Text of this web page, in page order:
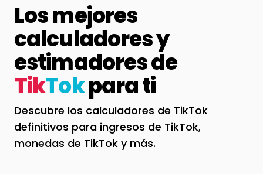
Los mejores
calculadores y
estimadores de
TikTokpara ti
Descubre los calculadores de TikTok
definitivos para ingresos de TikTok,
monedas de TikTok y más.